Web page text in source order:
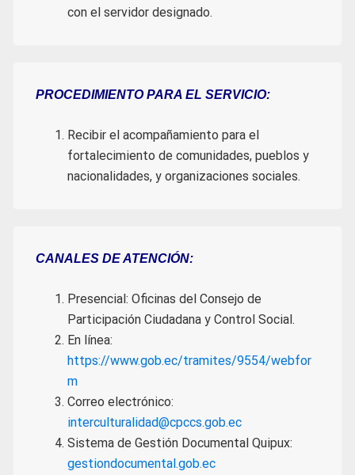
con el servidor designado.
PROCEDIMIENTO PARA EL SERVICIO:
Recibir el acompañamiento para el
fortalecimiento de comunidades, pueblos y
nacionalidades, y organizaciones sociales.
CANALES DE ATENCIÓN:
Presencial: Oficinas del Consejo de
Participación Ciudadana y Control Social.
En línea:
https://www.gob.ec/tramites/9554/webfor
m
Correo electrónico:
interculturalidad@cpccs.gob.ec
Sistema de Gestión Documental Quipux:
gestiondocumental.gob.ec